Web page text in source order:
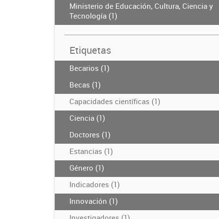
Ministerio de Educación, Cultura, Ciencia y
Tecnología (1)
Etiquetas
Becarios (1)
Becas (1)
Capacidades científicas (1)
Ciencia (1)
Doctores (1)
Estancias (1)
Género (1)
Indicadores (1)
Innovación (1)